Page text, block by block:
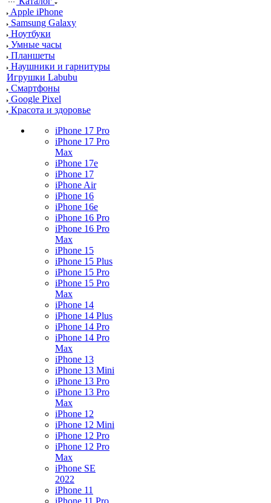
Apple iPhone
Samsung Galaxy
Ноутбуки
Умные часы
Планшеты
Наушники и гарнитуры
Игрушки Labubu
Смартфоны
Google Pixel
Красота и здоровье
iPhone 17 Pro
iPhone 17 Pro
Max
iPhone 17e
iPhone 17
iPhone Air
iPhone 16
iPhone 16e
iPhone 16 Pro
iPhone 16 Pro
Max
iPhone 15
iPhone 15 Plus
iPhone 15 Pro
iPhone 15 Pro
Max
iPhone 14
iPhone 14 Plus
iPhone 14 Pro
iPhone 14 Pro
Max
iPhone 13
iPhone 13 Mini
iPhone 13 Pro
iPhone 13 Pro
Max
iPhone 12
iPhone 12 Mini
iPhone 12 Pro
iPhone 12 Pro
Max
iPhone SE
2022
iPhone 11
iPhone 11 Pro